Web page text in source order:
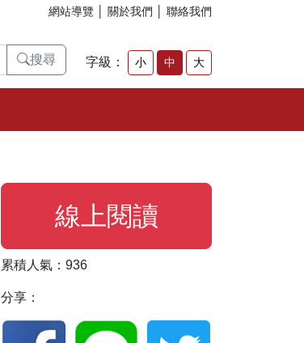
網站導覽 關於我們 聯絡我們
搜尋 字級： 小 中 大
線上閱讀
累積人氣：936
分享：